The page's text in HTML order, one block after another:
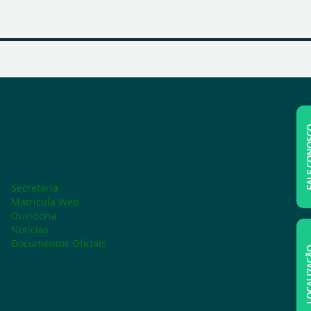
Secretaria
Matrícula Web
Ouvidoria
Notícias
Documentos Oficiais